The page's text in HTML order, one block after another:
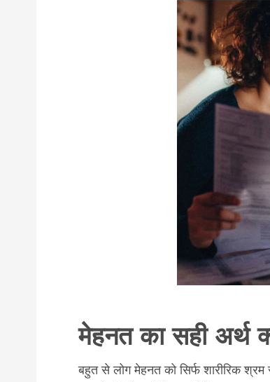
मेहनत का सही अर्थ
बहुत से लोग मेहनत को सिर्फ शारीरिक